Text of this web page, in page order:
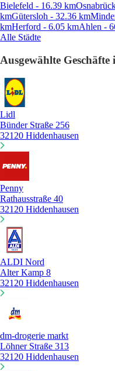
Bielefeld - 16.39 km
kmGütersloh - 32.36 km
kmHerford - 6.05 kmAhlen -
Alle Städte
Ausgewählte Geschäfte
Lidl
Bünder Straße 256
32120 Hiddenhausen
Penny
Rathausstraße 40
32120 Hiddenhausen
ALDI Nord
Alter Kamp 8
32120 Hiddenhausen
dm-drogerie markt
Löhner Straße 313
32120 Hiddenhausen